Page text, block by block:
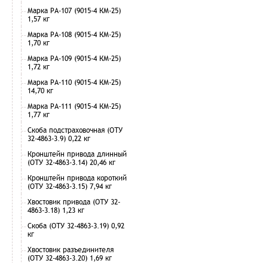
Марка РА-107 (9015-4 КМ-25)
1,57 кг
Марка РА-108 (9015-4 КМ-25)
1,70 кг
Марка РА-109 (9015-4 КМ-25)
1,72 кг
Марка РА-110 (9015-4 КМ-25)
14,70 кг
Марка РА-111 (9015-4 КМ-25)
1,77 кг
Скоба подстраховочная (ОТУ
32-4863-3.9) 0,22 кг
Кронштейн привода длинный
(ОТУ 32-4863-3.14) 20,46 кг
Кронштейн привода короткий
(ОТУ 32-4863-3.15) 7,94 кг
Хвостовик привода (ОТУ 32-
4863-3.18) 1,23 кг
Скоба (ОТУ 32-4863-3.19) 0,92
кг
Хвостовик разъединителя
(ОТУ 32-4863-3.20) 1,69 кг